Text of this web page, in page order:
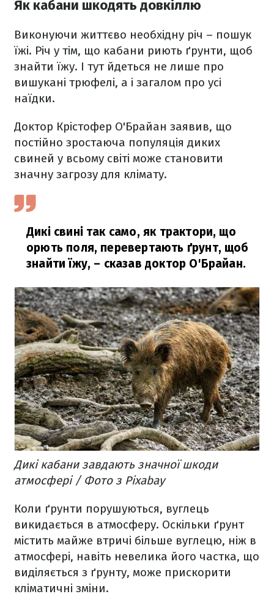
Як кабани шкодять довкіллю
Виконуючи життєво необхідну річ – пошук
їжі. Річ у тім, що кабани риють ґрунти, щоб
знайти їжу. І тут йдеться не лише про
вишукані трюфелі, а і загалом про усі
наїдки.
Доктор Крістофер О'Брайан заявив, що
постійно зростаюча популяція диких
свиней у всьому світі може становити
значну загрозу для клімату.
Дикі свині так само, як трактори, що
орють поля, перевертають ґрунт, щоб
знайти їжу, – сказав доктор О'Брайан.
Дикі кабани завдають значної шкоди
атмосфері / Фото з Pixabay
Коли ґрунти порушуються, вуглець
викидається в атмосферу. Оскільки ґрунт
містить майже втричі більше вуглецю, ніж в
атмосфері, навіть невелика його частка, що
виділяється з ґрунту, може прискорити
кліматичні зміни.